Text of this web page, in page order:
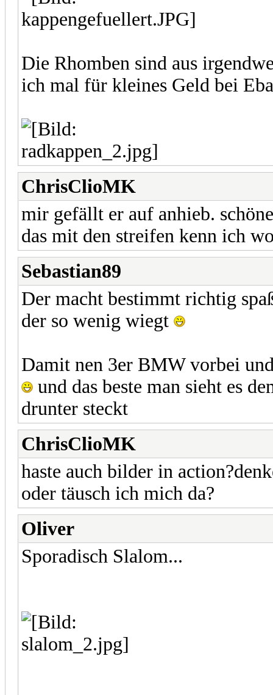
Die Rhomben sind aus
ich mal für kleines Geld bei
ChrisClioMK
mir gefällt er auf anhieb.
das mit den streifen kenn ich
Sebastian89
Der macht bestimmt richtig
der so wenig wiegt
Damit nen 3er BMW vorbei
und das beste man sieht es
drunter steckt
ChrisClioMK
haste auch bilder in
oder täusch ich mich da?
Oliver
Sporadisch Slalom...